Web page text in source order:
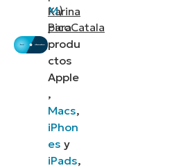
Karina
PicoCatala
4.
5.
M)
para
produ
ctos
Apple
,
Macs,
iPhon
es y
iPads,